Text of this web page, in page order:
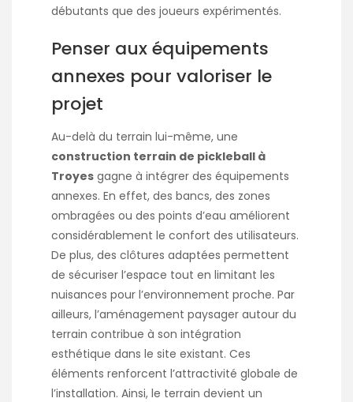
débutants que des joueurs expérimentés.
Penser aux équipements
annexes pour valoriser le
projet
Au-delà du terrain lui-même, une
construction terrain de pickleball à
Troyes gagne à intégrer des équipements
annexes. En effet, des bancs, des zones
ombragées ou des points d’eau améliorent
considérablement le confort des utilisateurs.
De plus, des clôtures adaptées permettent
de sécuriser l’espace tout en limitant les
nuisances pour l’environnement proche. Par
ailleurs, l’aménagement paysager autour du
terrain contribue à son intégration
esthétique dans le site existant. Ces
éléments renforcent l’attractivité globale de
l’installation. Ainsi, le terrain devient un